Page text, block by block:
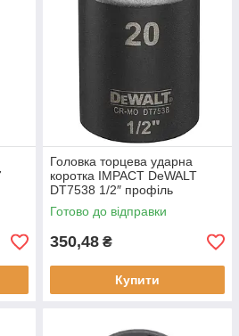
Головка торцева ударна
коротка IMPACT DeWALT
DT7538 1/2″ профіль
шестигранний момент
затягування 741 Hm 20 мм
Готово до відправки
350,48 ₴
Купити